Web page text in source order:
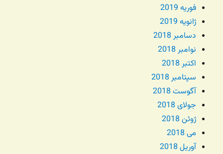
فوریه 2019
ژانویه 2019
دسامبر 2018
نوامبر 2018
اکتبر 2018
سپتامبر 2018
آگوست 2018
جولای 2018
ژوئن 2018
می 2018
آوریل 2018